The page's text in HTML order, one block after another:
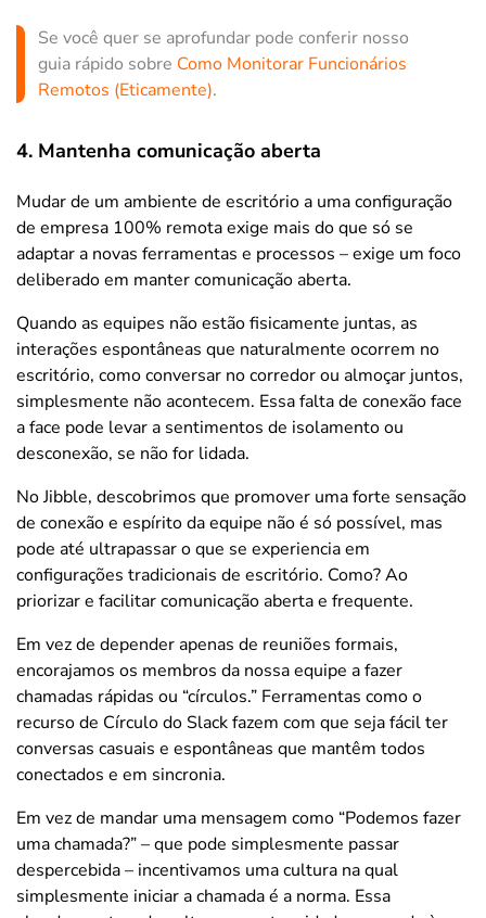
Se você quer se aprofundar pode conferir nosso
guia rápido sobre Como Monitorar Funcionários
Remotos (Eticamente).
4. Mantenha comunicação aberta
Mudar de um ambiente de escritório a uma configuração
de empresa 100% remota exige mais do que só se
adaptar a novas ferramentas e processos – exige um foco
deliberado em manter comunicação aberta.
Quando as equipes não estão fisicamente juntas, as
interações espontâneas que naturalmente ocorrem no
escritório, como conversar no corredor ou almoçar juntos,
simplesmente não acontecem. Essa falta de conexão face
a face pode levar a sentimentos de isolamento ou
desconexão, se não for lidada.
No Jibble, descobrimos que promover uma forte sensação
de conexão e espírito da equipe não é só possível, mas
pode até ultrapassar o que se experiencia em
configurações tradicionais de escritório. Como? Ao
priorizar e facilitar comunicação aberta e frequente.
Em vez de depender apenas de reuniões formais,
encorajamos os membros da nossa equipe a fazer
chamadas rápidas ou “círculos.” Ferramentas como o
recurso de Círculo do Slack fazem com que seja fácil ter
conversas casuais e espontâneas que mantêm todos
conectados e em sincronia.
Em vez de mandar uma mensagem como “Podemos fazer
uma chamada?” – que pode simplesmente passar
despercebida – incentivamos uma cultura na qual
simplesmente iniciar a chamada é a norma. Essa